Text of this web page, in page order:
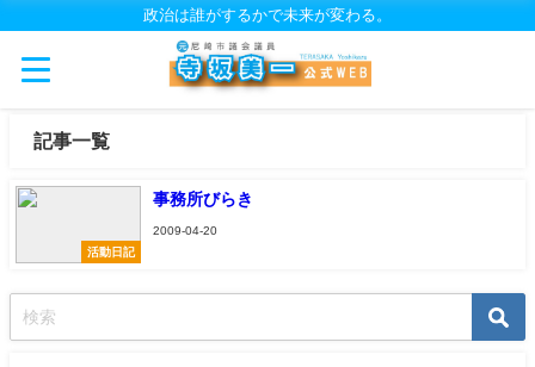
政治は誰がするかで未来が変わる。
記事一覧
活動日記
事務所びらき
2009-04-20